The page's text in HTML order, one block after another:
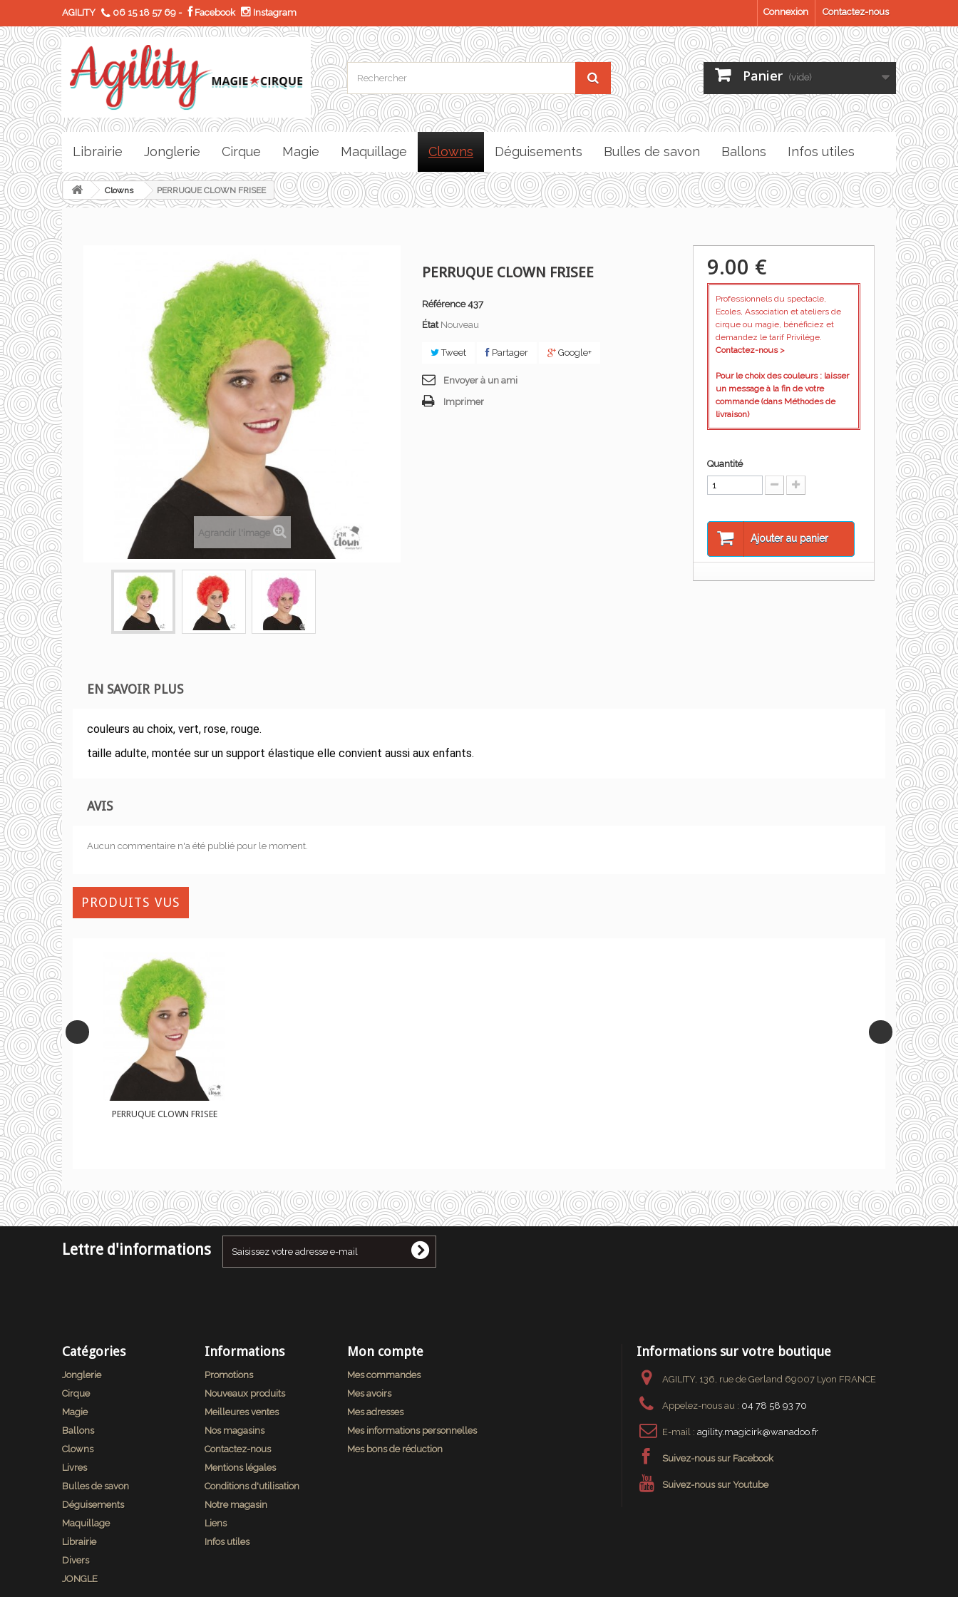
AGILITY 06 15 18 57 69 - Facebook Instagram Contactez-nous
Connexion
Panier (vide)
Librairie Jonglerie Cirque Magie Maquillage Clowns Déguisements Bulles de savon Ballons Infos utiles
Clowns PERRUQUE CLOWN FRISEE
Agrandir l'image
PERRUQUE CLOWN FRISEE
Référence 437
État Nouveau
Tweet Partager Google+
Envoyer à un ami
Imprimer
9.00 €
Professionnels du spectacle,
Ecoles, Association et ateliers de
cirque ou magie, bénéficiez et
demandez le tarif Privilège.
Contactez-nous >
Pour le choix des couleurs : laisser
un message à la fin de votre
commande (dans Méthodes de
livraison)
Quantité
Ajouter au panier
EN SAVOIR PLUS
couleurs au choix, vert, rose, rouge.
taille adulte, montée sur un support élastique elle convient aussi aux enfants.
AVIS
Aucun commentaire n'a été publié pour le moment.
PRODUITS VUS
FRISEE PERRUQUE CLOWN FRISEE
Lettre d'informations
Catégories
Jonglerie
Cirque
Magie
Ballons
Clowns
Livres
Bulles de savon
Déguisements
Maquillage
Librairie
Divers
JONGLE
Informations
Promotions
Nouveaux produits
Meilleures ventes
Nos magasins
Contactez-nous
Mentions légales
Conditions d'utilisation
Notre magasin
Liens
Infos utiles
Mon compte
Mes commandes
Mes avoirs
Mes adresses
Mes informations personnelles
Mes bons de réduction
Informations sur votre boutique
AGILITY, 136, rue de Gerland 69007 Lyon FRANCE
Appelez-nous au : 04 78 58 93 70
E-mail : agility.magicirk@wanadoo.fr
Suivez-nous sur Facebook
Suivez-nous sur Youtube